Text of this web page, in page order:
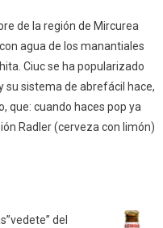
de la región de Mircurea
agua de los manantiales
Ciuc se ha popularizado
su sistema de abrefácil hace,
que: cuando haces pop ya
Radler (cerveza con limón)
del